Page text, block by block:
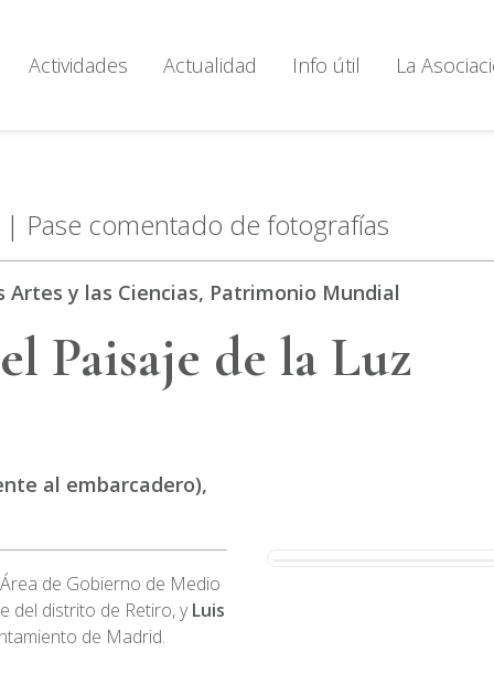
Actividades Actualidad Info útil La
Pase comentado de fotografías
Artes y las Ciencias, Patrimonio Mundial
Paisaje de la Luz
al embarcadero),
de Gobierno de Medio
del distrito de Retiro, yLuis
de Madrid.